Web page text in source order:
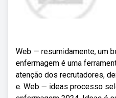
Web — resumidamente, um
enfermagem é uma
atenção dos recrutadores,
e. Web — ideas processo